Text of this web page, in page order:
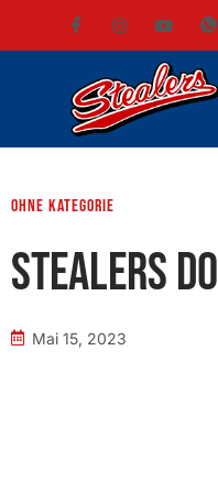
ohne Kategorie
Stealers
Mai 15, 2023